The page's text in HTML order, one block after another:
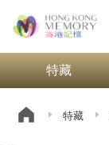
特藏
特藏